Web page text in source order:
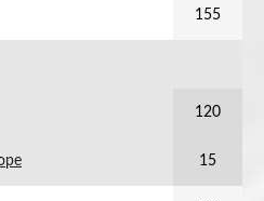
155
120
15